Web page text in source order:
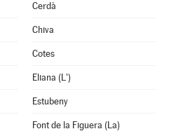
Cerdà
Chiva
Cotes
Eliana (L')
Estubeny
Font de la Figuera (La)